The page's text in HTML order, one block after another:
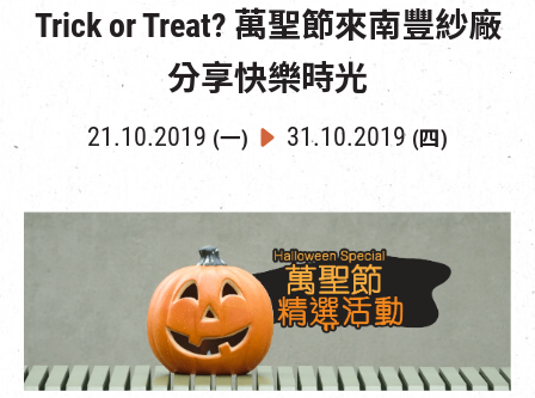
媒體中心
南豐店堂
商店
所有活動
展覽
導賞團
活化與保育
走進南豐紗廠
CHAT六廠
EN|簡
Trick or Treat? 萬聖節來南豐紗廠
分享快樂時光
21.10.2019 (一) 31.10.2019 (四)